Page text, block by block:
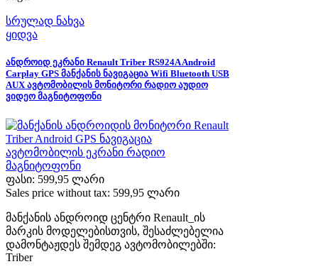
სრულად ნახვა
ყიდვა
ანდროიდ ეკრანი Renault Triber RS924A Android
Carplay GPS მანქანის ნავიგაცია Wifi Bluetooth USB
AUX ავტომობილის მონიტორი რადიო აუდიო
ვიდეო მაგნიტოფონი
ფასი: 599,95 ლარი
Sales price without tax: 599,95 ლარი
მანქანის ანდროიდ ცენტრი Renault_ის
მარკის მოდელებისთვის, შესაძლებელია
დამონტაჟდეს შემდეგ ავტომობილებში:
Triber